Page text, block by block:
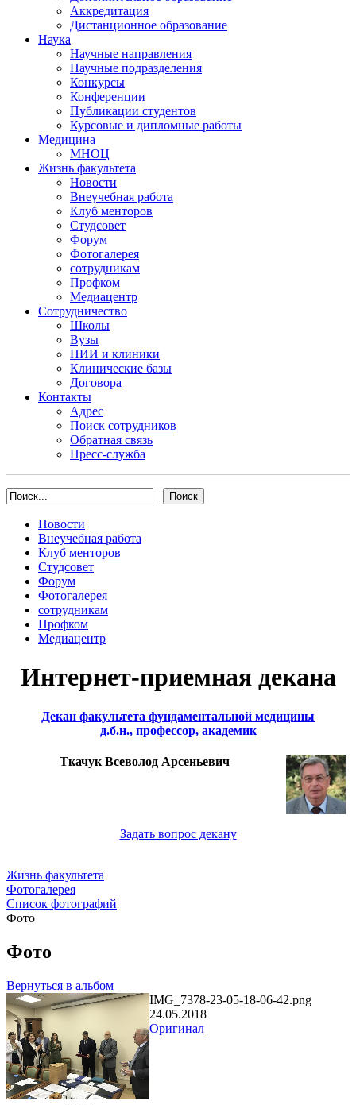
Аккредитация
Дистанционное образование
Наука
Научные направления
Научные подразделения
Конкурсы
Конференции
Публикации студентов
Курсовые и дипломные работы
Медицина
МНОЦ
Жизнь факультета
Новости
Внеучебная работа
Клуб менторов
Студсовет
Форум
Фотогалерея
сотрудникам
Профком
Медиацентр
Сотрудничество
Школы
Вузы
НИИ и клиники
Клинические базы
Договора
Контакты
Адрес
Поиск сотрудников
Обратная связь
Пресс-служба
Новости
Внеучебная работа
Клуб менторов
Студсовет
Форум
Фотогалерея
сотрудникам
Профком
Медиацентр
Интернет-приемная декана
Декан факультета фундаментальной медицины
д.б.н., профессор, академик
Ткачук Всеволод Арсеньевич
Задать вопрос декану
Жизнь факультета
Фотогалерея
Список фотографий
Фото
Фото
Вернуться в альбом
IMG_7378-23-05-18-06-42.png
24.05.2018
Оригинал